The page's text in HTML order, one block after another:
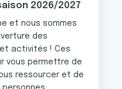
2026/2027
et nous sommes
des
activités ! Ces
vous permettre de
ressourcer et de